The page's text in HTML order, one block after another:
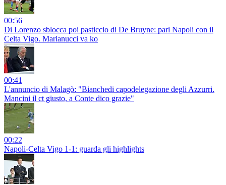
00:56
Di Lorenzo sblocca poi pasticcio di De Bruyne: pari Napoli con il
Celta Vigo. Marianucci va ko
00:41
L'annuncio di Malagò: "Bianchedi capodelegazione degli Azzurri.
Mancini il ct giusto, a Conte dico grazie"
00:22
Napoli-Celta Vigo 1-1: guarda gli highlights